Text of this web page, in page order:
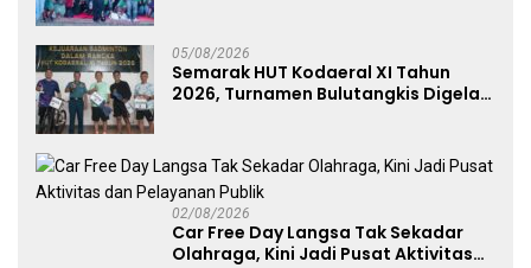
05/08/2026
Semarak HUT Kodaeral XI Tahun
2026, Turnamen Bulutangkis Digelar
02/08/2026
Car Free Day Langsa Tak Sekadar
Olahraga, Kini Jadi Pusat Aktivitas